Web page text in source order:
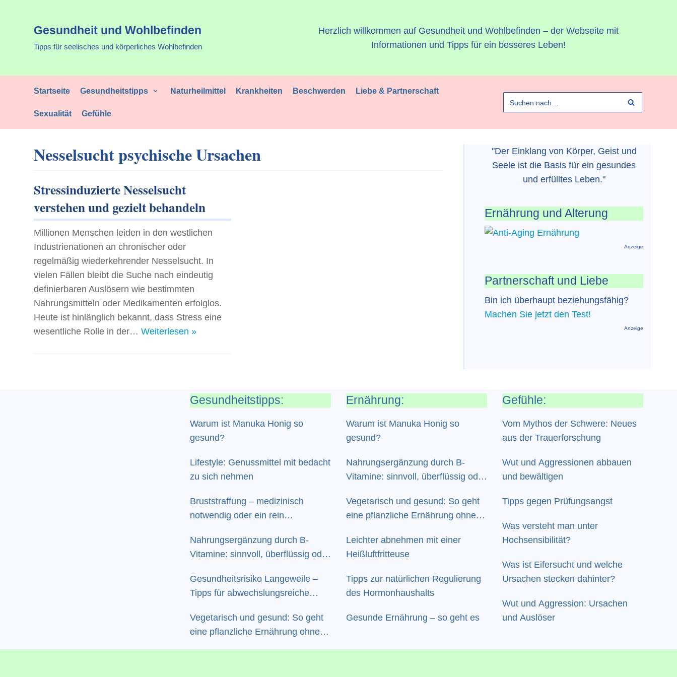
Gesundheit und Wohlbefinden
Tipps für seelisches und körperliches Wohlbefinden
Herzlich willkommen auf Gesundheit und Wohlbefinden – der Webseite mit
Informationen und Tipps für ein besseres Leben!
Startseite Gesundheitstipps Naturheilmittel Krankheiten Beschwerden Liebe & Partnerschaft
Sexualität Gefühle
Nesselsucht psychische Ursachen
Stressinduzierte Nesselsucht
verstehen und gezielt behandeln
Millionen Menschen leiden in den westlichen
Industrienationen an chronischer oder
regelmäßig wiederkehrender Nesselsucht. In
vielen Fällen bleibt die Suche nach eindeutig
definierbaren Auslösern wie bestimmten
Nahrungsmitteln oder Medikamenten erfolglos.
Heute ist hinlänglich bekannt, dass Stress eine
wesentliche Rolle in der… Weiterlesen »
"Der Einklang von Körper, Geist und
Seele ist die Basis für ein gesundes
und erfülltes Leben."
Ernährung und Alterung
Anzeige
Partnerschaft und Liebe
Bin ich überhaupt beziehungsfähig?
Machen Sie jetzt den Test!
Anzeige
Gesundheitstipps:
Warum ist Manuka Honig so
gesund?
Lifestyle: Genussmittel mit bedacht
zu sich nehmen
Bruststraffung – medizinisch
notwendig oder ein rein
Nahrungsergänzung durch B-
Vitamine: sinnvoll, überflüssig oder
Gesundheitsrisiko Langeweile –
Tipps für abwechslungsreiche
Vegetarisch und gesund: So geht
eine pflanzliche Ernährung ohne
Ernährung:
Warum ist Manuka Honig so
gesund?
Nahrungsergänzung durch B-
Vitamine: sinnvoll, überflüssig oder
Vegetarisch und gesund: So geht
eine pflanzliche Ernährung ohne
Leichter abnehmen mit einer
Heißluftfritteuse
Tipps zur natürlichen Regulierung
des Hormonhaushalts
Gesunde Ernährung – so geht es
Gefühle:
Vom Mythos der Schwere: Neues
aus der Trauerforschung
Wut und Aggressionen abbauen
und bewältigen
Tipps gegen Prüfungsangst
Was versteht man unter
Hochsensibilität?
Was ist Eifersucht und welche
Ursachen stecken dahinter?
Wut und Aggression: Ursachen
und Auslöser